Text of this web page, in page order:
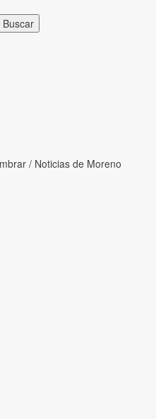
/ Noticias de Moreno